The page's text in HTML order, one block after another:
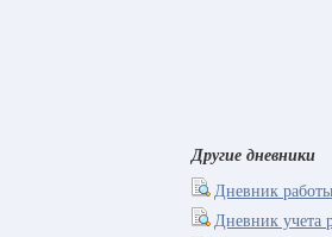
Другие дневники
Дневник
Дневник учета